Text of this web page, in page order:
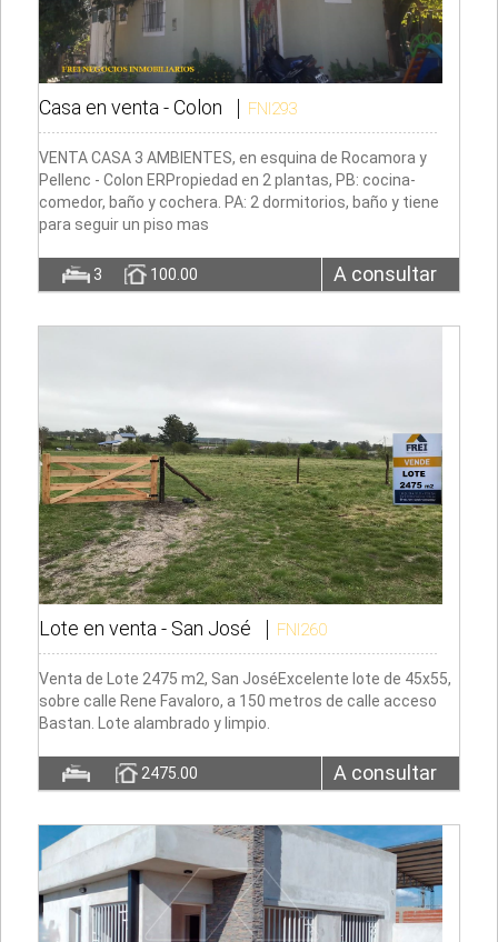
Casa en venta -Colon FNI293
VENTA CASA 3 AMBIENTES, en esquina de Rocamora y
Pellenc - Colon ERPropiedad en 2 plantas, PB: cocina-
comedor, baño y cochera. PA: 2 dormitorios, baño y tiene
para seguir un piso mas
3 100.00 A consultar
Lote en venta - San José FNI260
Venta de Lote 2475 m2, San JoséExcelente lote de 45x55,
sobre calle Rene Favaloro, a 150 metros de calle acceso
Bastan. Lote alambrado y limpio.
2475.00 A consultar